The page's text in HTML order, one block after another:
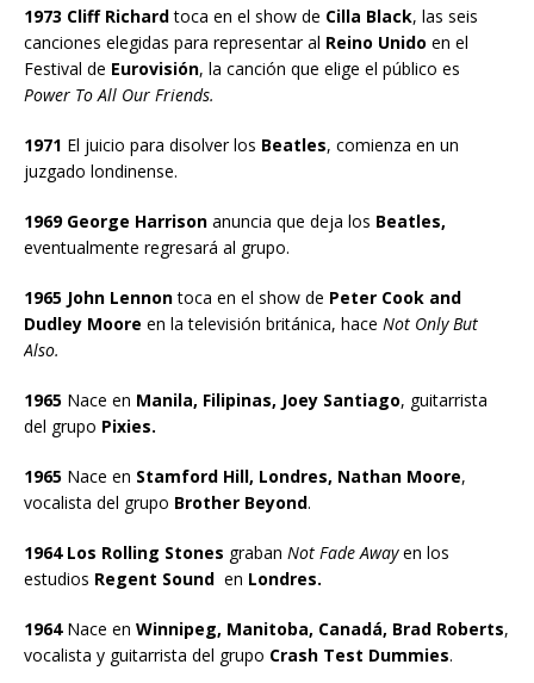
1973 Cliff Richardtoca en el show de Cilla Black, las seis
canciones elegidas para representar al Reino Unido en el
Festival de Eurovisión, la canción que elige el público es
Power To All Our Friends.
1971 El juicio para disolver los Beatles, comienza en un
juzgado londinense.
1969 George Harrison anuncia que deja los Beatles,
eventualmente regresará al grupo.
1965 John Lennontoca en el show de Peter Cook and
Dudley Moore en la televisión británica, hace Not Only But
Also.
1965 Nace en Manila, Filipinas, Joey Santiago, guitarrista
del grupo Pixies.
1965 Nace en Stamford Hill, Londres, Nathan Moore,
vocalista del grupo Brother Beyond.
1964 Los Rolling Stones graban Not Fade Awayen los
estudios Regent Sound en Londres.
1964Nace en Winnipeg, Manitoba, Canadá, Brad Roberts,
vocalista y guitarrista del grupo Crash Test Dummies.